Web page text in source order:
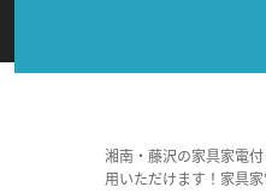
湘南・藤沢の家具家電
用いただけます！家具